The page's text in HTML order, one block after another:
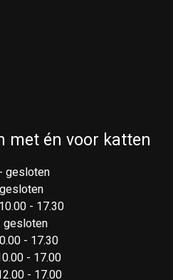
met én voor katten
gesloten
- 17.30
gesloten
- 17.30
- 17.00
- 17.00